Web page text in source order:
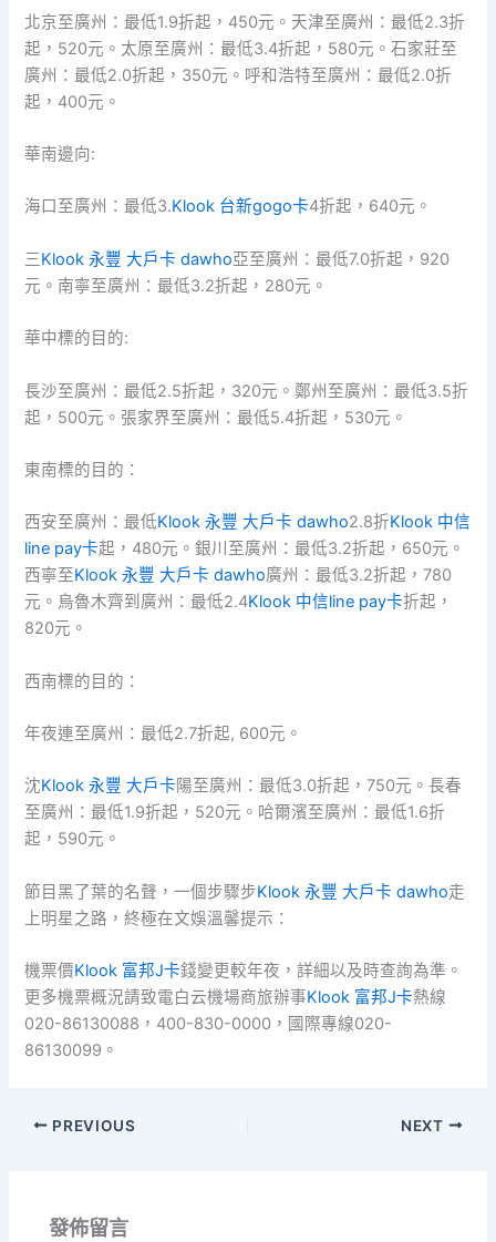
北京至廣州：最低1.9折起，450元。天津至廣州：最低2.3折
起，520元。太原至廣州：最低3.4折起，580元。石家莊至
廣州：最低2.0折起，350元。呼和浩特至廣州：最低2.0折
起，400元。
華南邊向:
海口至廣州：最低3.Klook 台新gogo卡4折起，640元。
三Klook 永豐 大戶卡 dawho亞至廣州：最低7.0折起，920
元。南寧至廣州：最低3.2折起，280元。
華中標的目的:
長沙至廣州：最低2.5折起，320元。鄭州至廣州：最低3.5折
起，500元。張家界至廣州：最低5.4折起，530元。
東南標的目的：
西安至廣州：最低Klook 永豐 大戶卡 dawho2.8折Klook 中信
line pay卡起，480元。銀川至廣州：最低3.2折起，650元。
西寧至Klook 永豐 大戶卡 dawho廣州：最低3.2折起，780
元。烏魯木齊到廣州：最低2.4Klook 中信line pay卡折起，
820元。
西南標的目的：
年夜連至廣州：最低2.7折起, 600元。
沈Klook 永豐 大戶卡陽至廣州：最低3.0折起，750元。長春
至廣州：最低1.9折起，520元。哈爾濱至廣州：最低1.6折
起，590元。
節目黑了葉的名聲，一個步驟步Klook 永豐 大戶卡 dawho走
上明星之路，終極在文娛溫馨提示：
機票價Klook 富邦J卡錢變更較年夜，詳細以及時查詢為準。
更多機票概況請致電白云機場商旅辦事Klook 富邦J卡熱線
020-86130088，400-830-0000，國際專線020-
86130099。
PREVIOUS NEXT
發佈留言